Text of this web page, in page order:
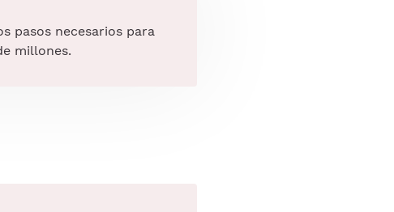
pasos necesarios para
millones.